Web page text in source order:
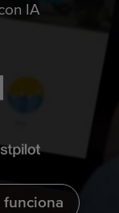
IA
funciona